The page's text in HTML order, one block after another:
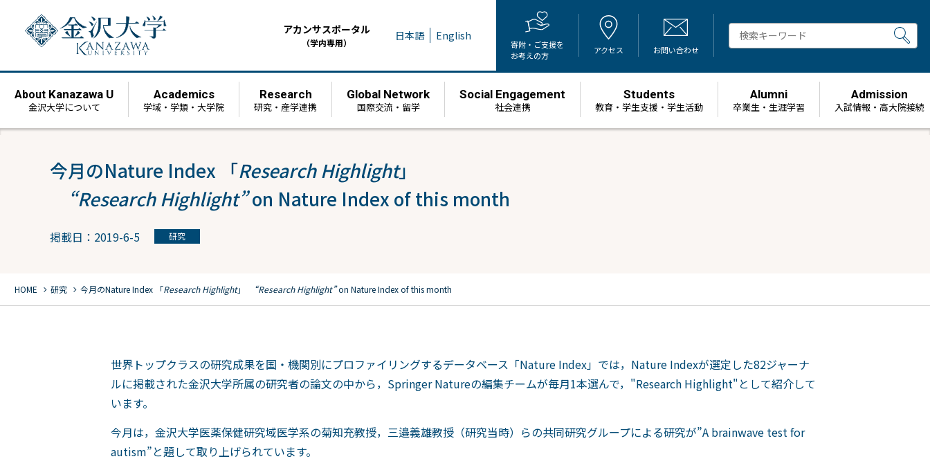
アカンサスポータル
（学内専用） 日本語 English
寄附・ご支援を
お考えの方
アクセス お問い合わせ
About Kanazawa U
金沢大学について
Academics
学域・学類・大学院
Research
研究・産学連携
Global Network
国際交流・留学
Social Engagement
社会連携
Students
教育・学生支援・学生活動
Alumni
卒業生・生涯学習
Admission
⼊試情報・高大院接続
今月のNature Index 「Research Highlight」
“Research Highlight”on Nature Index of this month
掲載日：2019-6-5 研究
HOME chevron_right 研究 chevron_right 今月のNature Index 「Research Highlight」 “Research Highlight”on Nature Index of this month
世界トップクラスの研究成果を国・機関別にプロファイリングするデータベース「Nature Index」では，Nature Indexが選定した82ジャーナ
ルに掲載された金沢大学所属の研究者の論文の中から，Springer Natureの編集チームが毎月1本選んで，"Research Highlight"として紹介して
います。
今月は，金沢大学医薬保健研究域医学系の菊知充教授，三邉義雄教授（研究当時）らの共同研究グループによる研究が”A brainwave test for
autism”と題して取り上げられています。